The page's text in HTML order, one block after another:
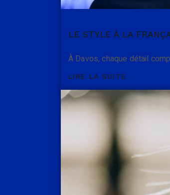
LE STYLE À LA
À Davos, chaque détail
LIRE LA SUITE